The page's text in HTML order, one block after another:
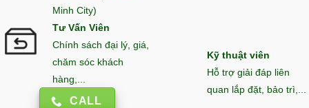
Minh City)
Tư Vấn Viên
Chính sách đại lý, giá,
chăm sóc khách
hàng,...
CALL
Kỹ thuật viên
Hỗ trợ giải đáp liên
quan lắp đặt, bảo trì,...